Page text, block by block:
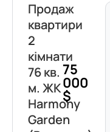
Продаж
квартири
2
кімнати
76 кв.
м. ЖК
Harmony
Garden
75
000
$